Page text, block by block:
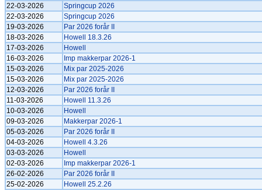
22-03-2026
Springcup 2026
22-03-2026
Springcup 2026
19-03-2026
Par 2026 forår II
18-03-2026
Howell 18.3.26
17-03-2026
Howell
16-03-2026
Imp makkerpar 2026-1
15-03-2026
Mix par 2025-2026
15-03-2026
Mix par 2025-2026
12-03-2026
Par 2026 forår II
11-03-2026
Howell 11.3.26
10-03-2026
Howell
09-03-2026
Makkerpar 2026-1
05-03-2026
Par 2026 forår II
04-03-2026
Howell 4.3.26
03-03-2026
Howell
02-03-2026
Imp makkerpar 2026-1
26-02-2026
Par 2026 forår II
25-02-2026
Howell 25.2.26